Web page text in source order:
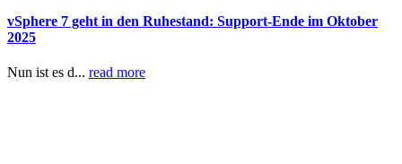
vSphere 7 geht in den Ruhestand: Support-Ende im Oktober
2025
Nun ist es d... read more